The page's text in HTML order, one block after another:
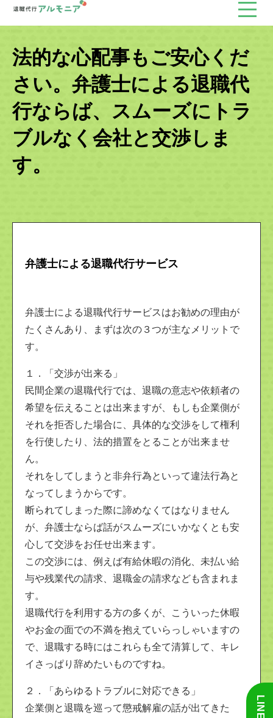
法的な心配事もご安心くだ
さい。弁護士による退職代
行ならば、スムーズにトラ
ブルなく会社と交渉しま
す。
弁護士による退職代行サービス
弁護士による退職代行サービスはお勧めの理由が
たくさんあり、まずは次の３つが主なメリットで
す。
１．「交渉が出来る」
民間企業の退職代行では、退職の意志や依頼者の
希望を伝えることは出来ますが、もしも企業側が
それを拒否した場合に、具体的な交渉をして権利
を行使したり、法的措置をとることが出来ませ
ん。
それをしてしまうと非弁行為といって違法行為と
なってしまうからです。
断られてしまった際に諦めなくてはなりません
が、弁護士ならば話がスムーズにいかなくとも安
心して交渉をお任せ出来ます。
この交渉には、例えば有給休暇の消化、未払い給
与や残業代の請求、退職金の請求なども含まれま
す。
退職代行を利用する方の多くが、こういった休暇
やお金の面での不満を抱えていらっしゃいますの
で、退職する時にはこれらも全て清算して、キレ
イさっぱり辞めたいものですね。
２．「あらゆるトラブルに対応できる」
企業側と退職を巡って懲戒解雇の話が出てきた